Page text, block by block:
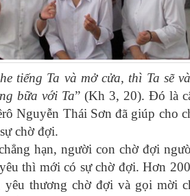
tiếng Ta và mở cửa, thì Ta sẽ
bữa với Ta” (Kh 3, 20). Đó là
Nguyễn Thái Sơn đã giúp cho
chờ đợi.
hạn, người con chờ đợi
thì mới có sự chờ đợi. Hơn
thương chờ đợi và gọi mời